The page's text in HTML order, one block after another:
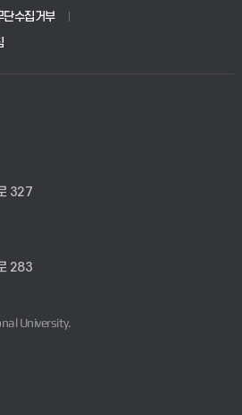
심화)
공심화)
단수집거부
327
283
University.